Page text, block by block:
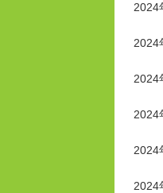
2024
2024
2024
2024
2024
2024